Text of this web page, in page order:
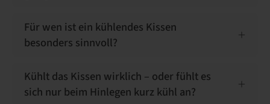
Für wen ist ein kühlendes Kissen
besonders sinnvoll?
Kühlt das Kissen wirklich – oder fühlt es
sich nur beim Hinlegen kurz kühl an?